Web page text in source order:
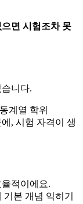
면 시험조차 못
니다.
계열 학위
, 시험 자격이 생
적이에요.
본 개념 익히기